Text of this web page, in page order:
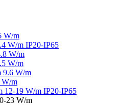
W/m
W/m IP20-IP65
W/m
W/m
9.6 W/m
m
12-19 W/m IP20-IP65
23 W/m